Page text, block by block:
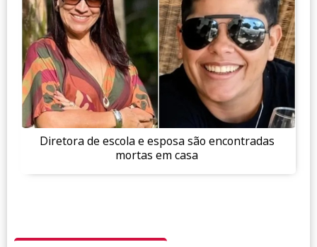
Diretora de escola e esposa são encontradas
mortas em casa